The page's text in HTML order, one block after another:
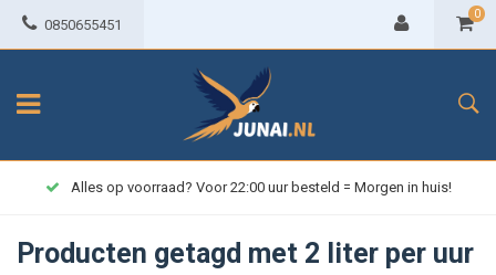
0850655451
0
Alles op voorraad? Voor 22:00 uur besteld = Morgen in huis!
Producten getagd met 2 liter per uur